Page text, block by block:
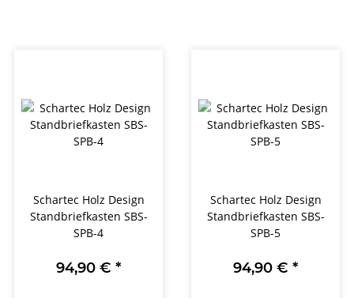
Schartec Holz Design
Standbriefkasten SBS-
SPB-4
94,90 € *
Schartec Holz Design
Standbriefkasten SBS-
SPB-5
94,90 € *